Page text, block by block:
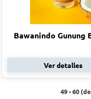
Bawanindo Gunung
Ver detalles
49 - 60